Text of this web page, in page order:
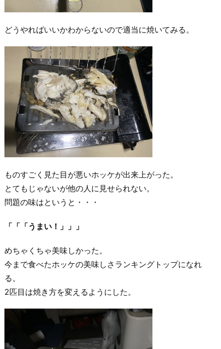
どうやればいいかわからないので適当に焼いてみる。
ものすごく見た目が悪いホッケが出来上がった。
とてもじゃないが他の人に見せられない。
問題の味はというと・・・
「「「うまい！」」」
めちゃくちゃ美味しかった。
今まで食べたホッケの美味しさランキングトップになれ
る。
2匹目は焼き方を変えるようにした。